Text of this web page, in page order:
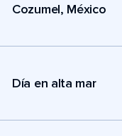
Cozumel, México
Día en alta mar